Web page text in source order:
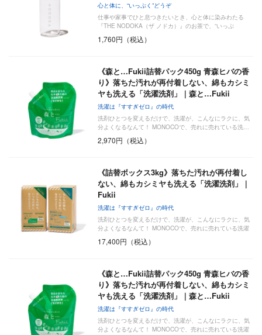
心と体に、“いっぷく”どうぞ
仕事や家事でひと息つきたいとき、心と体に染みわたる
『THE NODOKA（ザ ノドカ）』のお茶で、“いっぷ
く”い…
1,760円（税込）
《森と…Fukii詰替パック450g 青森ヒバの香
り》落ちた汚れが再付着しない、綿もカシミ
ヤも洗える「洗濯洗剤」｜森と…Fukii
洗濯は『すすぎゼロ』の時代
洗剤ひとつを変えるだけで、洗濯が、こんなにラクに、気
分よくなるなんて！ MONOCOで、売れに売れている洗…
2,970円（税込）
《詰替ボックス3kg》落ちた汚れが再付着し
ない、綿もカシミヤも洗える「洗濯洗剤」｜
Fukii
洗濯は『すすぎゼロ』の時代
洗剤ひとつを変えるだけで、洗濯が、こんなにラクに、気
分よくなるなんて！ MONOCOで、売れに売れている洗濯
洗剤『海へ…』シリーズ。洗浄力がアップした『海へ…
Fukii（フッキー
17,400円（税込）
《森と…Fukii詰替パック450g 青森ヒバの香
り》落ちた汚れが再付着しない、綿もカシミ
ヤも洗える「洗濯洗剤」｜森と…Fukii
洗濯は『すすぎゼロ』の時代
洗剤ひとつを変えるだけで、洗濯が、こんなにラクに、気
分よくなるなんて！ MONOCOで、売れに売れている洗濯